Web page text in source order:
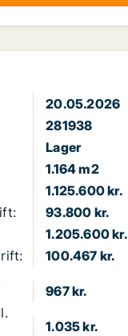
20.05.2026
281938
Lager
1.164 m2
1.125.600 kr.
93.800 kr.
1.205.600 kr.
100.467 kr.
967 kr.
1.035 kr.